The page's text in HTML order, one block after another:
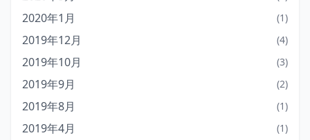
2020年1月 (1)
2019年12月 (4)
2019年10月 (3)
2019年9月 (2)
2019年8月 (1)
2019年4月 (1)